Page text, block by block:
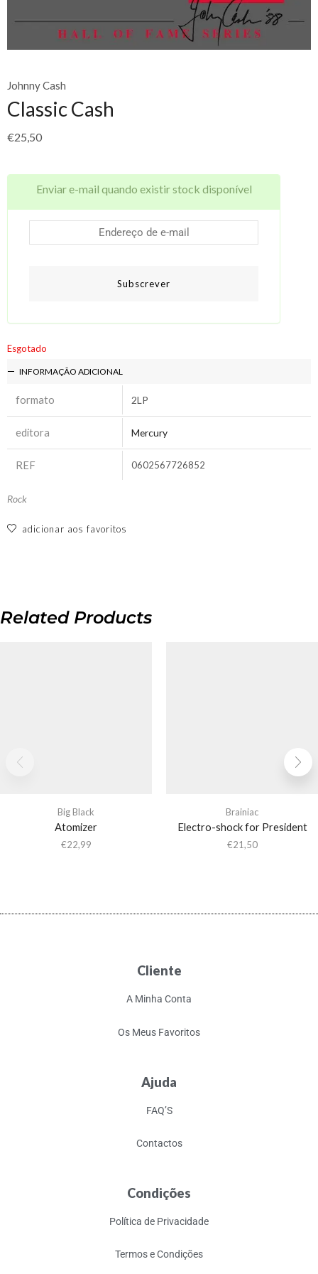
Johnny Cash
Classic Cash
€25,50
Enviar e-mail quando existir stock disponível
Subscrever
Esgotado
INFORMAÇÃO ADICIONAL
formato 2LP
editora Mercury
REF 0602567726852
Rock
adicionar aos favoritos
Related Products
Big Black
Atomizer
€22,99
Brainiac
Electro-shock for President
€21,50
Cliente
A Minha Conta
Os Meus Favoritos
Ajuda
FAQ’S
Contactos
Condições
Política de Privacidade
Termos e Condições